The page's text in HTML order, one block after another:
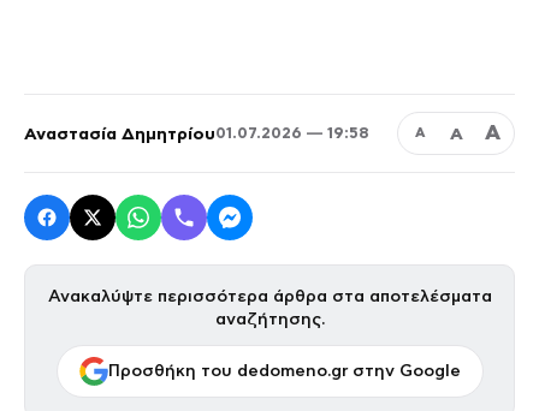
Αναστασία Δημητρίου01.07.2026 — 19:58 Α Α Α
Ανακαλύψτε περισσότερα άρθρα στα αποτελέσματα
αναζήτησης.
Προσθήκη του dedomeno.gr στην Google